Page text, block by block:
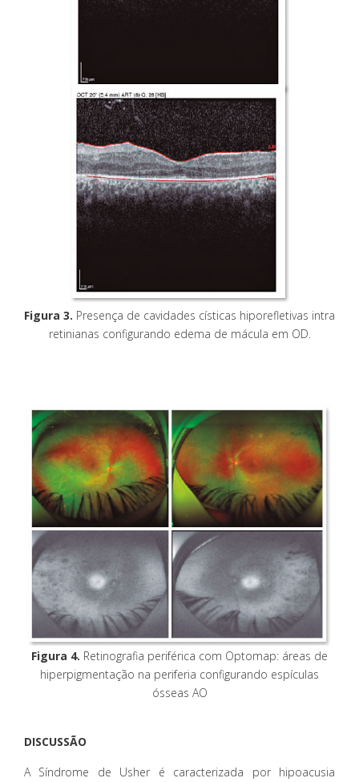
Figura 3. Presença de cavidades císticas hiporefletivas intra
retinianas configurando edema de mácula em OD.
Figura 4. Retinografia periférica com Optomap: áreas de
hiperpigmentação na periferia configurando espículas
ósseas AO
DISCUSSÃO
A Síndrome de Usher é caracterizada por hipoacusia